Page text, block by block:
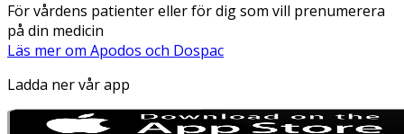
För vårdens patienter eller för dig som vill prenumerera
på din medicin
Läs mer om Apodos och Dospac
Ladda ner vår app